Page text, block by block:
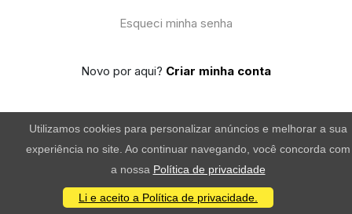
Esqueci minha senha
Novo por aqui? Criar minha conta
Utilizamos cookies para personalizar anúncios e melhorar a sua
experiência no site. Ao continuar navegando, você concorda com
a nossa Política de privacidade
Li e aceito a Política de privacidade.